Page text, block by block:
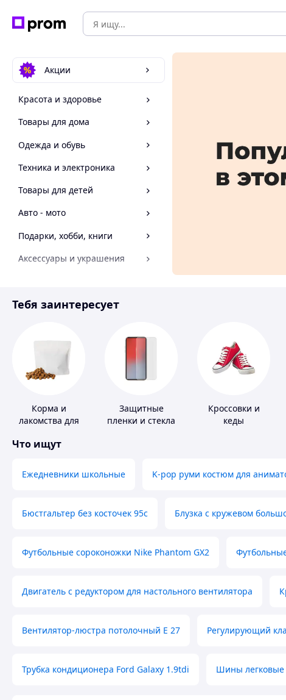
Акции
Красота и здоровье
Товары для дома
Одежда и обувь
Техника и электроника
Товары для детей
Авто - мото
Подарки, хобби, книги
Аксессуары и украшения
Спорт и отдых
Тебя заинтересует
Корма и
лакомства для
животных и
Защитные
пленки и стекла
Кроссовки и
кеды
Что ищут
Ежедневники школьные K-pop руми костюм для
Бюстгальтер без косточек 95с Блузка с кружевом
Футбольные сороконожки Nike Phantom GX2
Двигатель с редуктором для настольного вентилятора
Вентилятор-люстра потолочный E 27 Регулирующий
Трубка кондиционера Ford Galaxy 1.9tdi Шины легковые